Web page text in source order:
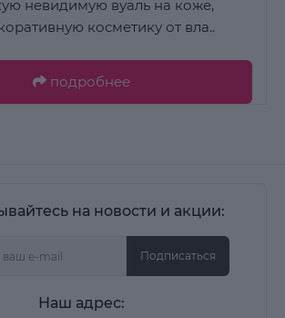
невидимую вуаль на коже,
косметику от вла..
подробнее
на новости и акции:
Подписаться
Наш адрес: